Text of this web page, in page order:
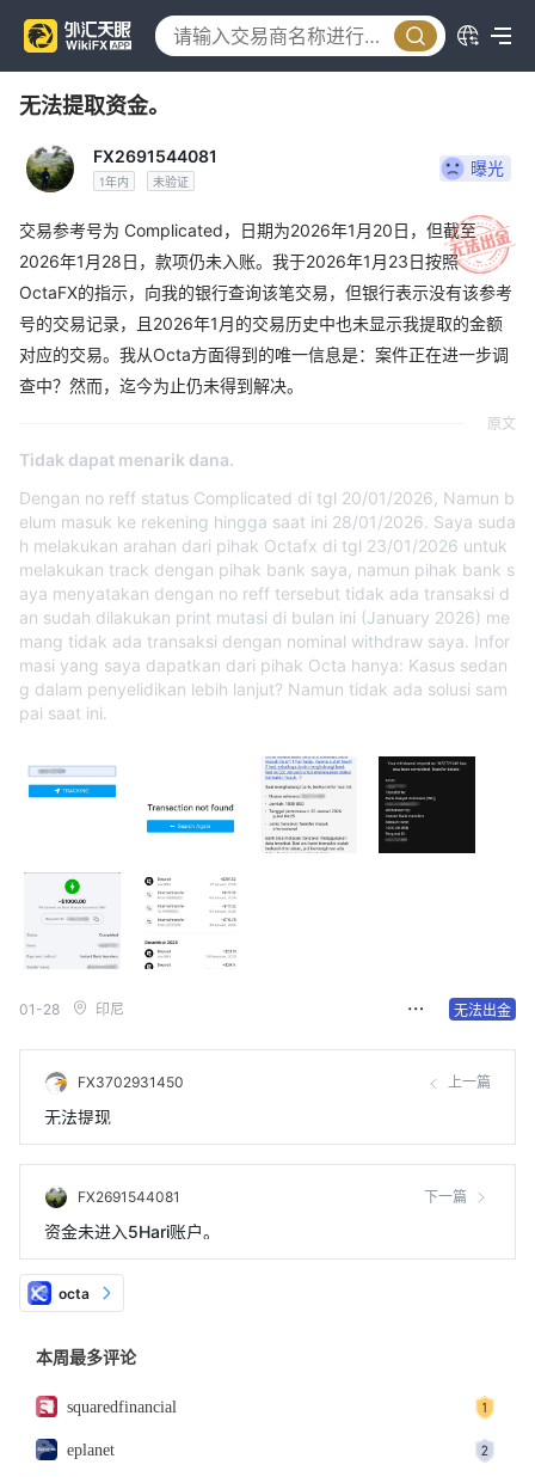
无法提取资金。
FX2691544081
1年内 未验证
曝光
交易参考号为 Complicated，日期为2026年1月20日，但截至
2026年1月28日，款项仍未入账。我于2026年1月23日按照
OctaFX的指示，向我的银行查询该笔交易，但银行表示没有该参考
号的交易记录，且2026年1月的交易历史中也未显示我提取的金额
对应的交易。我从Octa方面得到的唯一信息是：案件正在进一步调
查中？然而，迄今为止仍未得到解决。
原文
Tidak dapat menarik dana.
Dengan no reff status Complicated di tgl 20/01/2026, Namun b
elum masuk ke rekening hingga saat ini 28/01/2026. Saya suda
h melakukan arahan dari pihak Octafx di tgl 23/01/2026 untuk
melakukan track dengan pihak bank saya, namun pihak bank s
aya menyatakan dengan no reff tersebut tidak ada transaksi d
an sudah dilakukan print mutasi di bulan ini (January 2026) me
mang tidak ada transaksi dengan nominal withdraw saya. Infor
masi yang saya dapatkan dari pihak Octa hanya: Kasus sedan
g dalam penyelidikan lebih lanjut? Namun tidak ada solusi sam
pai saat ini.
01-28 印尼 无法出金
FX3702931450 上一篇
无法提现
FX2691544081 下一篇
资金未进入5Hari账户。
octa
本周最多评论
squaredfinancial
eplanet